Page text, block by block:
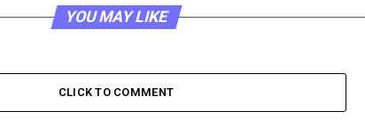
YOU MAY LIKE
CLICK TO COMMENT